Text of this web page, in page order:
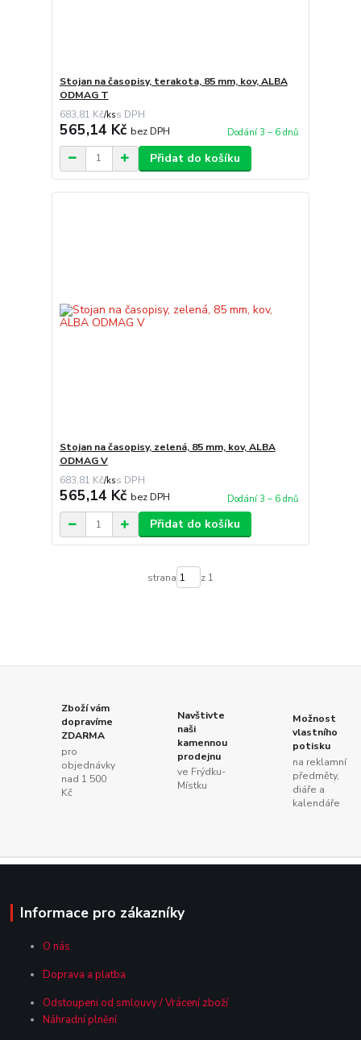
Stojan na časopisy, terakota, 85 mm, kov, ALBA
ODMAG T
683,81 Kč/ks
565,14 Kč bez DPH Dodání 3 – 6 dnů
Přidat do košíku
Stojan na časopisy, zelená, 85 mm, kov, ALBA
ODMAG V
683,81 Kč/ks
565,14 Kč bez DPH Dodání 3 – 6 dnů
Přidat do košíku
strana z 1
Zboží vám
dopravíme
ZDARMA
pro
objednávky
nad 1 500
Kč
Navštivte
naši
kamennou
prodejnu
ve Frýdku-
Místku
Možnost
vlastního
potisku
na reklamní
předměty,
diáře a
kalendáře
Informace pro zákazníky
O nás
Doprava a platba
Odstoupeni od smlouvy / Vrácení zboží
Náhradní plnění